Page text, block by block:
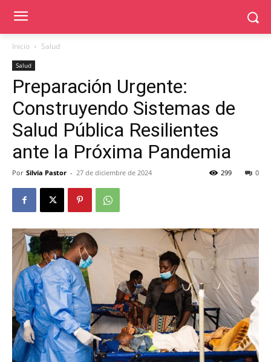
Inicio Salud
Salud
Preparación Urgente:
Construyendo Sistemas de
Salud Pública Resilientes
ante la Próxima Pandemia
Por Silvia Pastor - 27 de diciembre de 2024 0
299